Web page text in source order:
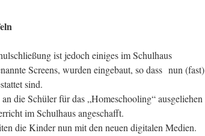
ist jedoch einiges im Schulhaus
Screens, wurden eingebaut, so dass nun (fast)
sind.
die Schüler für das „Homeschooling“ ausgeliehen
im Schulhaus angeschafft.
die Kinder nun mit den neuen digitalen Medien.